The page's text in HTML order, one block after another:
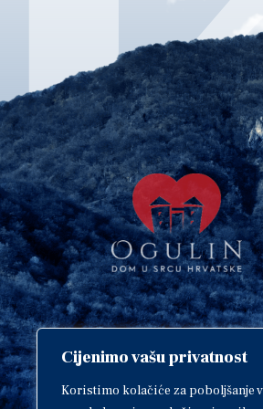
Cijenimo vašu privatnost
Koristimo kolačiće za poboljšanje
Copyright © 2018. Grad
sva prava pridržana.